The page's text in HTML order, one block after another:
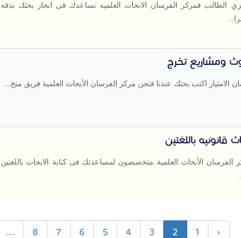
الطالب فمركز الفرسان الابحاث العلميه نساعدك فى انجاز بحثك بدقه
ومشاريع تخرج
الامتياز اكتب بحثك عندنا فنحن مركز الفرسان الأبحاث العلمية فريق متخ...
قانونيه باللغتين
الفرسان الأبحاث العلمية متخصصون لمساعدتك فى كتابة الابحاث باللغتين
‹
1
2
3
4
5
6
7
8
...